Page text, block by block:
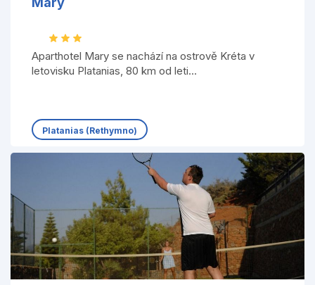
Aparthotel Mary se nachází na ostrově Kréta v
letovisku Platanias, 80 km od leti...
Platanias (Rethymno)